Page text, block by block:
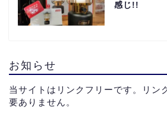
感じ!!
お知らせ
当サイトはリンクフリーです。リン
要ありません。